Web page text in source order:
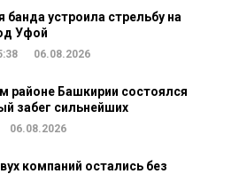
банда устроила стрельбу на
Уфой
06.08.2026
районе Башкирии состоялся
забег сильнейших
06.08.2026
компаний остались без